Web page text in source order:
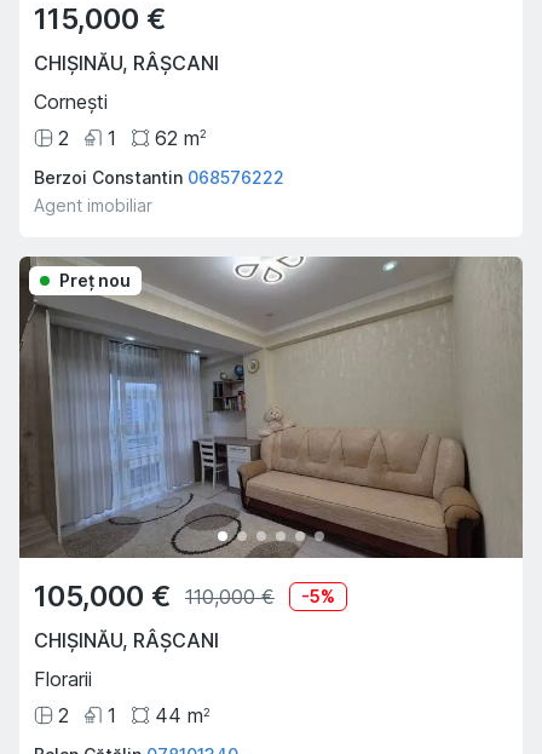
115,000 €
CHIȘINĂU, RÂȘCANI
Cornești
2
1 62 m2
Berzoi Constantin 068576222
Agent imobiliar
Preţ nou
105,000 € 110,000 € -5%
CHIȘINĂU, RÂȘCANI
Florarii
2
1 44 m2